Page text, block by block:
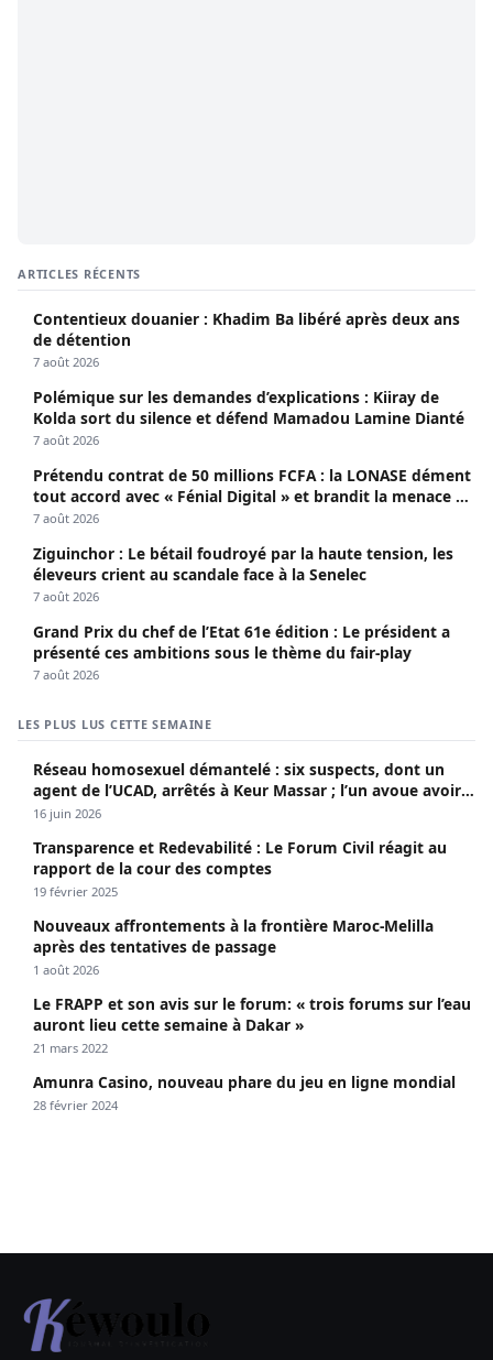
ARTICLES RÉCENTS
Contentieux douanier : Khadim Ba libéré après deux ans
de détention
7 août 2026
Polémique sur les demandes d’explications : Kiiray de
Kolda sort du silence et défend Mamadou Lamine Dianté
7 août 2026
Prétendu contrat de 50 millions FCFA : la LONASE dément
tout accord avec « Fénial Digital » et brandit la menace de
poursuites
7 août 2026
Ziguinchor : Le bétail foudroyé par la haute tension, les
éleveurs crient au scandale face à la Senelec
7 août 2026
Grand Prix du chef de l’Etat 61e édition : Le président a
présenté ces ambitions sous le thème du fair-play
7 août 2026
LES PLUS LUS CETTE SEMAINE
Réseau homosexuel démantelé : six suspects, dont un
agent de l’UCAD, arrêtés à Keur Massar ; l’un avoue avoir
propagé le VIH depuis 2018
16 juin 2026
Transparence et Redevabilité : Le Forum Civil réagit au
rapport de la cour des comptes
19 février 2025
Nouveaux affrontements à la frontière Maroc-Melilla
après des tentatives de passage
1 août 2026
Le FRAPP et son avis sur le forum: « trois forums sur l’eau
auront lieu cette semaine à Dakar »
21 mars 2022
Amunra Casino, nouveau phare du jeu en ligne mondial
28 février 2024